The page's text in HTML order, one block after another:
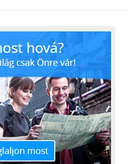
több millió
ingatlanokban kifejezetten
bebiztosítani az
védelem alá
lakberendező rendezte
annakművészeti értékeis
kiegészítőket is
színes ólomüvegek, vagy
a lakásunkban. Az is
sokkal olcsóbban is